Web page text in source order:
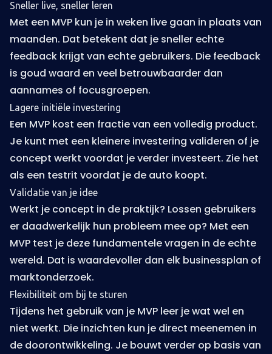
Sneller live, sneller leren
Met een MVP kun je in weken live gaan in plaats van
maanden. Dat betekent dat je sneller echte
feedback krijgt van echte gebruikers. Die feedback
is goud waard en veel betrouwbaarder dan
aannames of focusgroepen.
Lagere initiële investering
Een MVP kost een fractie van een volledig product.
Je kunt met een kleinere investering valideren of je
concept werkt voordat je verder investeert. Zie het
als een testrit voordat je de auto koopt.
Validatie van je idee
Werkt je concept in de praktijk? Lossen gebruikers
er daadwerkelijk hun probleem mee op? Met een
MVP test je deze fundamentele vragen in de echte
wereld. Dat is waardevoller dan elk businessplan of
marktonderzoek.
Flexibiliteit om bij te sturen
Tijdens het gebruik van je MVP leer je wat wel en
niet werkt. Die inzichten kun je direct meenemen in
de doorontwikkeling. Je bouwt verder op basis van